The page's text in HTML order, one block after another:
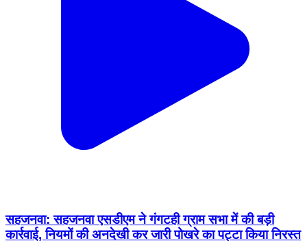
सहजनवा: सहजनवा एसडीएम ने गंगटही ग्राम सभा में की बड़ी
कार्रवाई, नियमों की अनदेखी कर जारी पोखरे का पट्टा किया निरस्त